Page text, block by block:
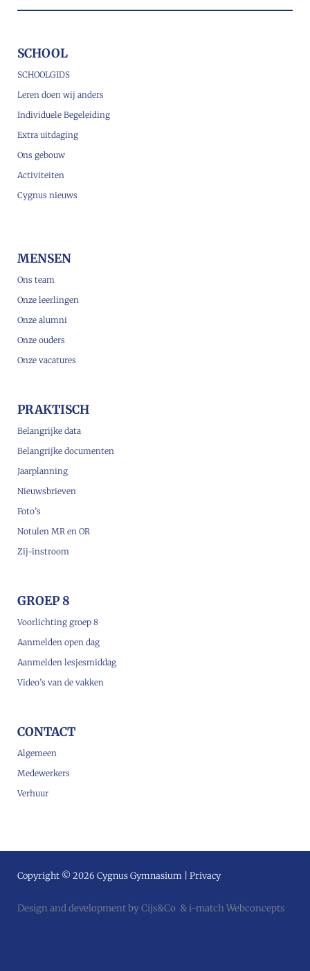
SCHOOL
SCHOOLGIDS
Leren doen wij anders
Individuele Begeleiding
Extra uitdaging
Ons gebouw
Activiteiten
Cygnus nieuws
MENSEN
Ons team
Onze leerlingen
Onze alumni
Onze ouders
Onze vacatures
PRAKTISCH
Belangrijke data
Belangrijke documenten
Jaarplanning
Nieuwsbrieven
Foto’s
Notulen MR en OR
Zij-instroom
GROEP 8
Voorlichting groep 8
Aanmelden open dag
Aanmelden lesjesmiddag
Video’s van de vakken
CONTACT
Algemeen
Medewerkers
Verhuur
Copyright © 2026 Cygnus Gymnasium | Privacy
Design and development by Cijs&Co &i-match Webconcepts